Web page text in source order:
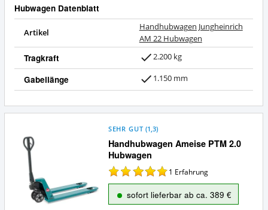
Hubwagen Datenblatt
Artikel
Handhubwagen Jungheinrich
AM 22 Hubwagen
Tragkraft 2.200 kg
Gabellänge 1.150 mm
Handhubwagen Ameise PTM 2.0
Hubwagen
SEHR GUT (1,3)
1 Erfahrung
sofort lieferbar ab ca. 389 €